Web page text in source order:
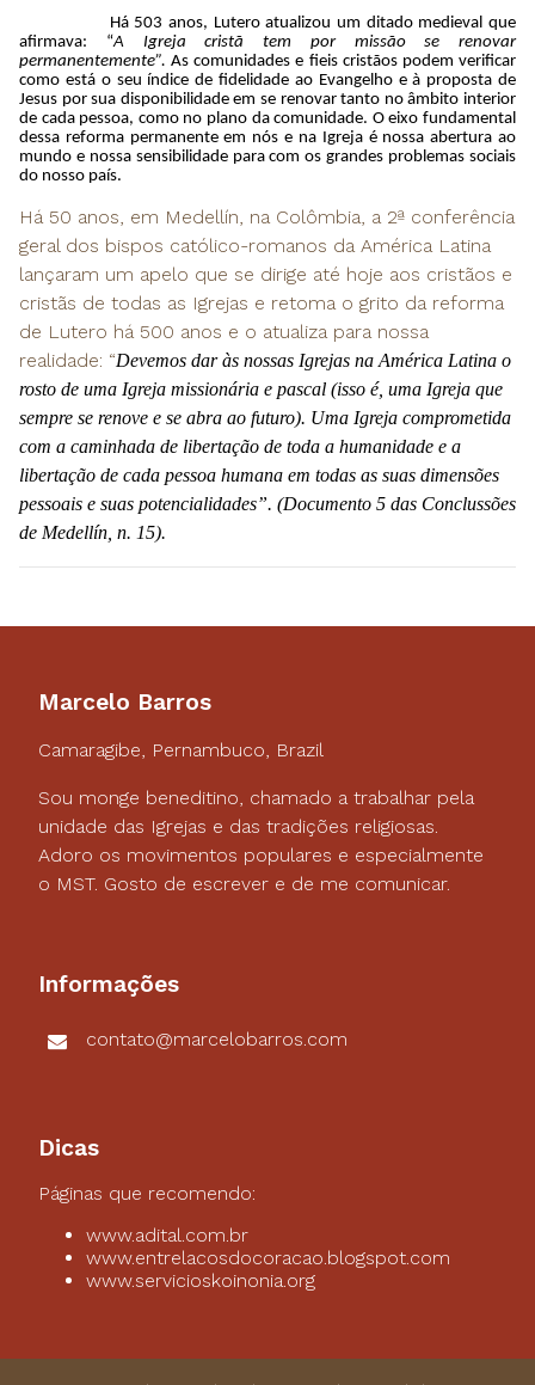
Há 503 anos, Lutero atualizou um ditado medieval que
afirmava: “A Igreja cristã tem por missão se renovar
permanentemente”. As comunidades e fieis cristãos podem verificar
como está o seu índice de fidelidade ao Evangelho e à proposta de
Jesus por sua disponibilidade em se renovar tanto no âmbito interior
de cada pessoa, como no plano da comunidade. O eixo fundamental
dessa reforma permanente em nós e na Igreja é nossa abertura ao
mundo e nossa sensibilidade para com os grandes problemas sociais
do nosso país.
Há 50 anos, em Medellín, na Colômbia, a 2ª conferência
geral dos bispos católico-romanos da América Latina
lançaram um apelo que se dirige até hoje aos cristãos e
cristãs de todas as Igrejas e retoma o grito da reforma
de Lutero há 500 anos e o atualiza para nossa
realidade: “Devemos dar às nossas Igrejas na América Latina o
rosto de uma Igreja missionária e pascal (isso é, uma Igreja que
sempre se renove e se abra ao futuro). Uma Igreja comprometida
com a caminhada de libertação de toda a humanidade e a
libertação de cada pessoa humana em todas as suas dimensões
pessoais e suas potencialidades”. (Documento 5 das Conclussões
de Medellín, n. 15).
Marcelo Barros
Camaragibe, Pernambuco, Brazil
Sou monge beneditino, chamado a trabalhar pela
unidade das Igrejas e das tradições religiosas.
Adoro os movimentos populares e especialmente
o MST. Gosto de escrever e de me comunicar.
Informações
contato@marcelobarros.com
Dicas
Páginas que recomendo:
www.adital.com.br
www.entrelacosdocoracao.blogspot.com
www.servicioskoinonia.org